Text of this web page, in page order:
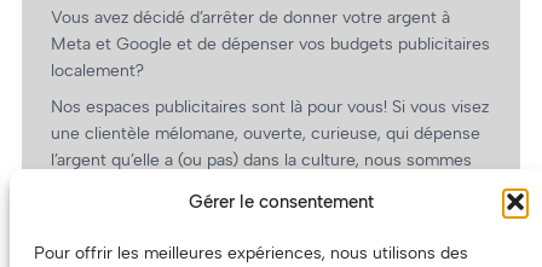
Gérer le consentement
Pour offrir les meilleures expériences, nous utilisons des
Vous avez décidé d’arrêter de donner votre argent à
Meta et Google et de dépenser vos budgets publicitaires
localement?
Nos espaces publicitaires sont là pour vous! Si vous visez
une clientèle mélomane, ouverte, curieuse, qui dépense
l’argent qu’elle a (ou pas) dans la culture, nous sommes
revient.